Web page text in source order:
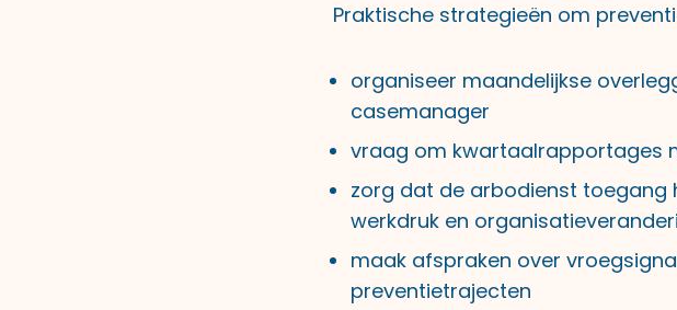
Praktische strategieën om
organiseer maandelijkse
casemanager
vraag om kwartaalrapportages
zorg dat de arbodienst
werkdruk en
maak afspraken over
preventietrajecten